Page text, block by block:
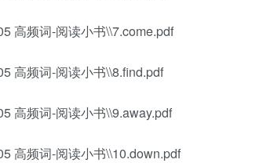
高频词-阅读小书\\7.come.pdf
高频词-阅读小书\\8.find.pdf
高频词-阅读小书\\9.away.pdf
高频词-阅读小书\\10.down.pdf